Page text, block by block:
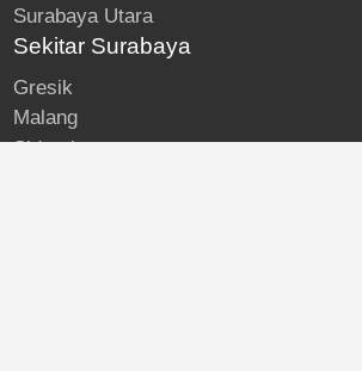
Surabaya Utara
Sekitar Surabaya
Gresik
Malang
Sidoarjo